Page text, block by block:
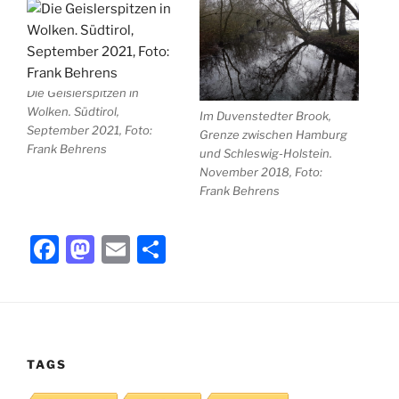
Die Geislerspitzen in
Wolken. Südtirol,
September 2021, Foto:
Frank Behrens
Im Duvenstedter Brook,
Grenze zwischen Hamburg
und Schleswig-Holstein.
November 2018, Foto:
Frank Behrens
F
b
o
M
o
E
TAGS